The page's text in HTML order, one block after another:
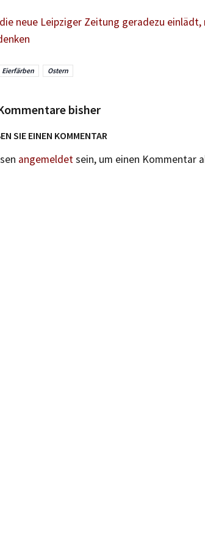
neue Leipziger Zeitung geradezu einlädt,
Eierfärben Ostern
bisher
SIE EINEN KOMMENTAR
angemeldetsein, um einen Kommentar